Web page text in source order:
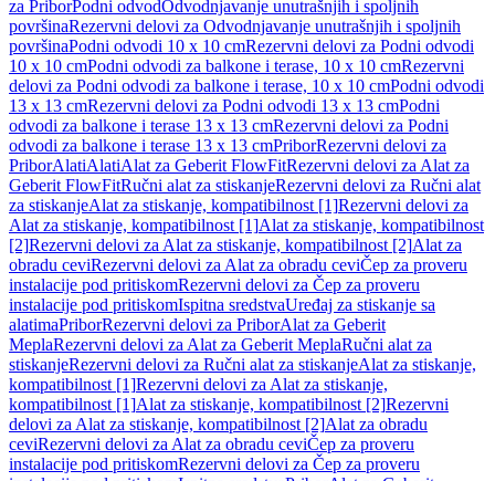
za PriborPodni odvodOdvodnjavanje unutrašnjih i spoljnih
površinaRezervni delovi za Odvodnjavanje unutrašnjih i spoljnih
površinaPodni odvodi 10 x 10 cmRezervni delovi za Podni odvodi
10 x 10 cmPodni odvodi za balkone i terase, 10 x 10 cmRezervni
delovi za Podni odvodi za balkone i terase, 10 x 10 cmPodni odvodi
13 x 13 cmRezervni delovi za Podni odvodi 13 x 13 cmPodni
odvodi za balkone i terase 13 x 13 cmRezervni delovi za Podni
odvodi za balkone i terase 13 x 13 cmPriborRezervni delovi za
PriborAlatiAlatiAlat za Geberit FlowFitRezervni delovi za Alat za
Geberit FlowFitRučni alat za stiskanjeRezervni delovi za Ručni alat
za stiskanjeAlat za stiskanje, kompatibilnost [1]Rezervni delovi za
Alat za stiskanje, kompatibilnost [1]Alat za stiskanje, kompatibilnost
[2]Rezervni delovi za Alat za stiskanje, kompatibilnost [2]Alat za
obradu ceviRezervni delovi za Alat za obradu ceviČep za proveru
instalacije pod pritiskomRezervni delovi za Čep za proveru
instalacije pod pritiskomIspitna sredstvaUređaj za stiskanje sa
alatimaPriborRezervni delovi za PriborAlat za Geberit
MeplaRezervni delovi za Alat za Geberit MeplaRučni alat za
stiskanjeRezervni delovi za Ručni alat za stiskanjeAlat za stiskanje,
kompatibilnost [1]Rezervni delovi za Alat za stiskanje,
kompatibilnost [1]Alat za stiskanje, kompatibilnost [2]Rezervni
delovi za Alat za stiskanje, kompatibilnost [2]Alat za obradu
ceviRezervni delovi za Alat za obradu ceviČep za proveru
instalacije pod pritiskomRezervni delovi za Čep za proveru